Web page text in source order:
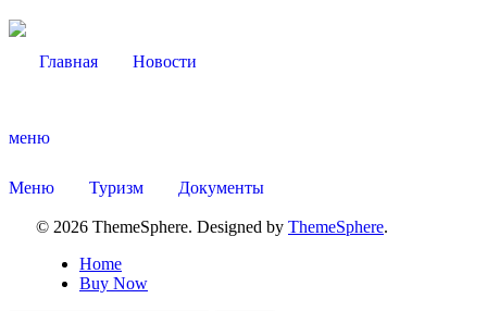
Главная Новости
меню
Меню Туризм Документы
© 2026 ThemeSphere. Designed by ThemeSphere.
Home
Buy Now